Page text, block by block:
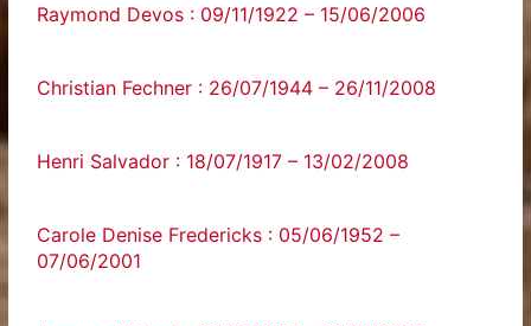
Raymond Devos : 09/11/1922 – 15/06/2006
Christian Fechner : 26/07/1944 – 26/11/2008
Henri Salvador : 18/07/1917 – 13/02/2008
Carole Denise Fredericks : 05/06/1952 –
07/06/2001